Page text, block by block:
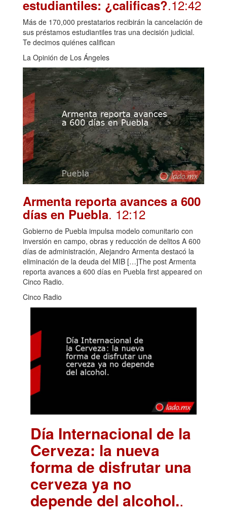
estudiantiles: ¿calificas?.12:42
Más de 170,000 prestatarios recibirán la cancelación de
sus préstamos estudiantiles tras una decisión judicial.
Te decimos quiénes califican
La Opinión de Los Ángeles
Armenta reporta avances a 600
días en Puebla. 12:12
Gobierno de Puebla impulsa modelo comunitario con
inversión en campo, obras y reducción de delitos A 600
días de administración, Alejandro Armenta destacó la
eliminación de la deuda del MIB […]The post Armenta
reporta avances a 600 días en Puebla first appeared on
Cinco Radio.
Cinco Radio
Día Internacional de la
Cerveza: la nueva
forma de disfrutar una
cerveza ya no
depende del alcohol..